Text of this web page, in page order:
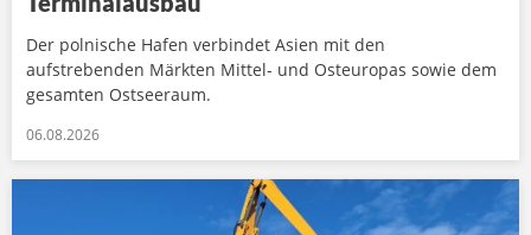
Der polnische Hafen verbindet Asien mit den
aufstrebenden Märkten Mittel- und Osteuropas sowie dem
gesamten Ostseeraum.
06.08.2026